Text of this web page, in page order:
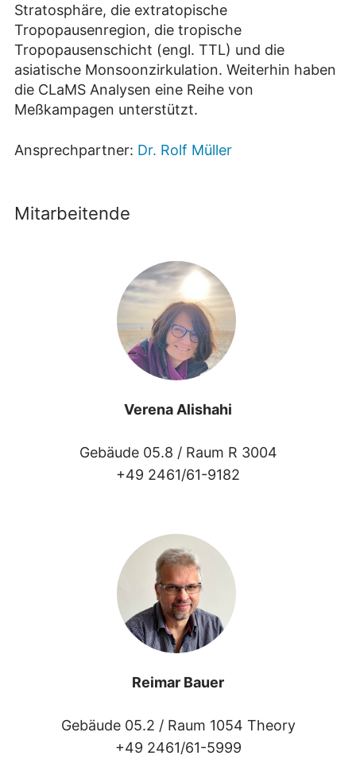
Stratosphäre, die extratopische
Tropopausenregion, die tropische
Tropopausenschicht (engl. TTL) und die
asiatische Monsoonzirkulation. Weiterhin haben
die CLaMS Analysen eine Reihe von
Meßkampagen unterstützt.
Ansprechpartner: Dr. Rolf Müller
Mitarbeitende
Verena Alishahi
Gebäude 05.8 / Raum R 3004
+49 2461/61-9182
Reimar Bauer
Gebäude 05.2 / Raum 1054 Theory
+49 2461/61-5999